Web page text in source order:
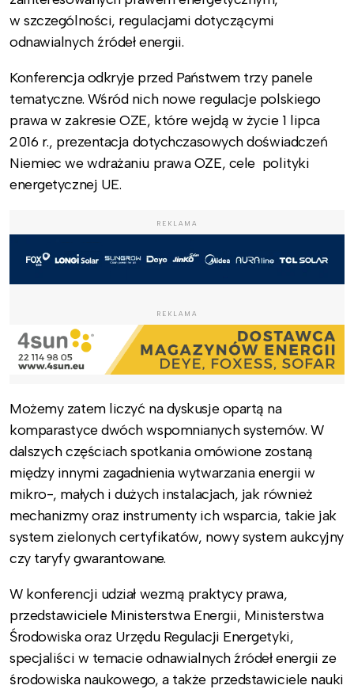
w szczególności, regulacjami dotyczącymi
odnawialnych źródeł energii.
Konferencja odkryje przed Państwem trzy panele
tematyczne. Wśród nich nowe regulacje polskiego
prawa w zakresie OZE, które wejdą w życie 1 lipca
2016 r., prezentacja dotychczasowych doświadczeń
Niemiec we wdrażaniu prawa OZE, cele polityki
energetycznej UE.
REKLAMA
REKLAMA
Możemy zatem liczyć na dyskusje opartą na
komparastyce dwóch wspomnianych systemów. W
dalszych częściach spotkania omówione zostaną
między innymi zagadnienia wytwarzania energii w
mikro-, małych i dużych instalacjach, jak również
mechanizmy oraz instrumenty ich wsparcia, takie jak
system zielonych certyfikatów, nowy system aukcyjny
czy taryfy gwarantowane.
W konferencji udział wezmą praktycy prawa,
przedstawiciele Ministerstwa Energii, Ministerstwa
Środowiska oraz Urzędu Regulacji Energetyki,
specjaliści w temacie odnawialnych źródeł energii ze
środowiska naukowego, a także przedstawiciele nauki